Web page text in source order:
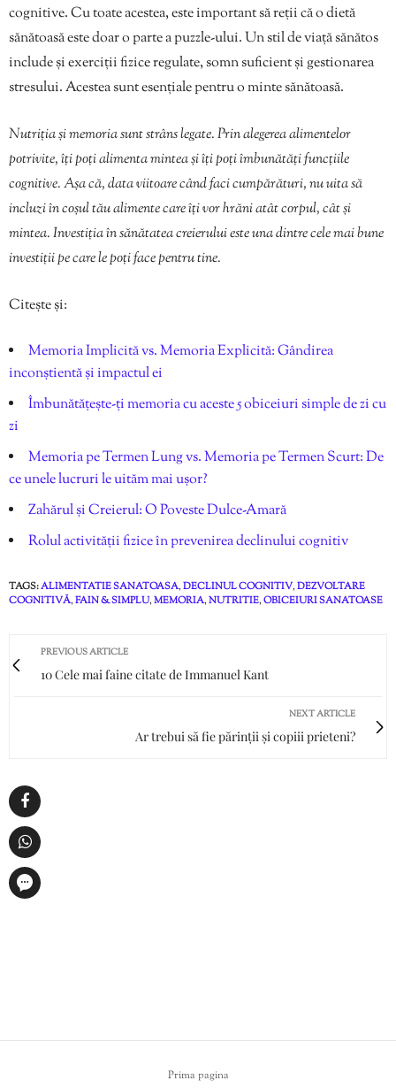
cognitive. Cu toate acestea, este important să reții că o dietă
sănătoasă este doar o parte a puzzle-ului. Un stil de viață sănătos
include și exerciții fizice regulate, somn suficient și gestionarea
stresului. Acestea sunt esențiale pentru o minte sănătoasă.
Nutriția și memoria sunt strâns legate. Prin alegerea alimentelor
potrivite, îți poți alimenta mintea și îți poți îmbunătăți funcțiile
cognitive. Așa că, data viitoare când faci cumpărături, nu uita să
incluzi în coșul tău alimente care îți vor hrăni atât corpul, cât și
mintea. Investiția în sănătatea creierului este una dintre cele mai bune
investiții pe care le poți face pentru tine.
Citește și:
Memoria Implicită vs. Memoria Explicită: Gândirea
inconștientă și impactul ei
Îmbunătățește-ți memoria cu aceste 5 obiceiuri simple de zi cu
zi
Memoria pe Termen Lung vs. Memoria pe Termen Scurt: De
ce unele lucruri le uităm mai ușor?
Zahărul și Creierul: O Poveste Dulce-Amară
Rolul activității fizice în prevenirea declinului cognitiv
TAGS:ALIMENTATIE SANATOASA,DECLINUL COGNITIV,DEZVOLTARE
COGNITIVĂ,FAIN & SIMPLU,MEMORIA,NUTRITIE,OBICEIURI SANATOASE
PREVIOUS ARTICLE
10 Cele mai faine citate de Immanuel Kant
NEXT ARTICLE
Ar trebui să fie părinții și copiii prieteni?
Prima pagina